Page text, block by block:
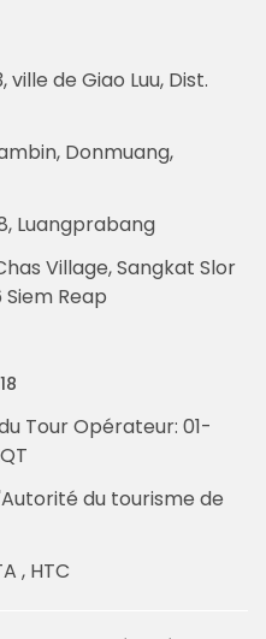
ville de Giao Luu, Dist.
Donmuang,
Luangprabang
Village, Sangkat Slor
Reap
Tour Opérateur: 01-
du tourisme de
, HTC